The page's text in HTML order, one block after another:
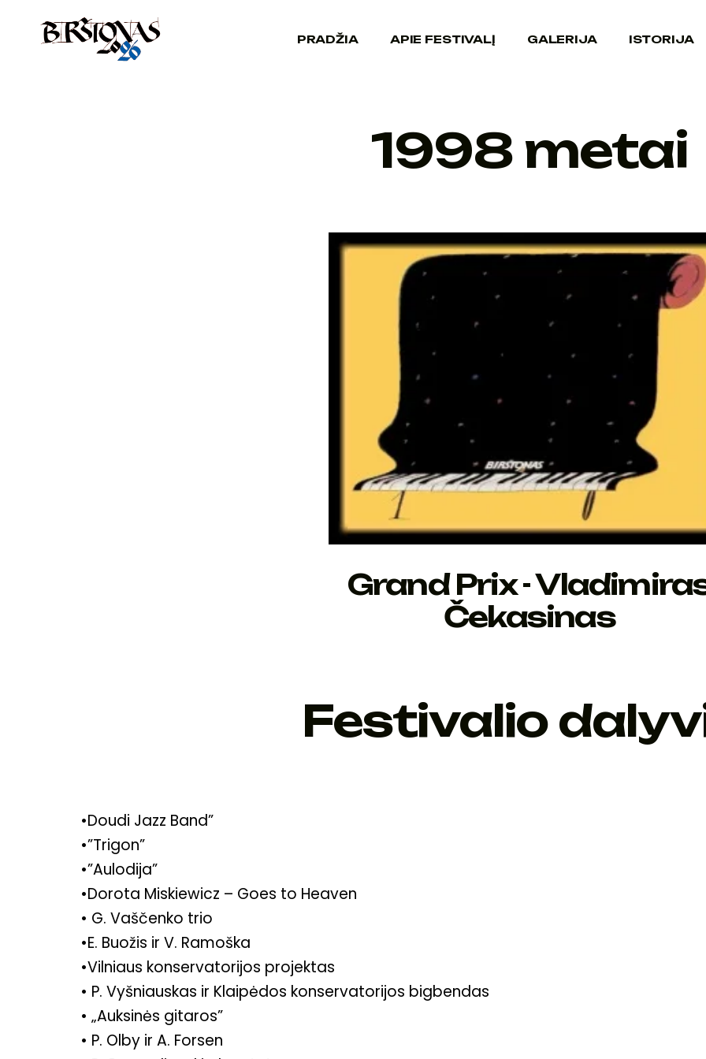
PRADŽIA APIE FESTIVALĮ GALERIJA ISTORIJA
1998 metai
Grand Prix -
Čekasinas
Festivalio
•Doudi Jazz Band”
•”Trigon”
•”Aulodija”
•Dorota Miskiewicz – Goes to Heaven
• G. Vaščenko trio
•E. Buožis ir V. Ramoška
•Vilniaus konservatorijos projektas
• P. Vyšniauskas ir Klaipėdos konservatorijos bigbendas
• „Auksinės gitaros”
• P. Olby ir A. Forsen